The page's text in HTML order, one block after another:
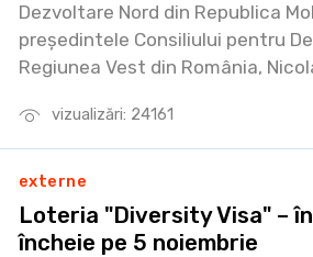
vizualizări: 24161
Dezvoltare Nord din Republica
președintele Consiliului pentru
Regiunea Vest din România,
externe
Loteria "Diversity Visa" –
încheie pe 5 noiembrie